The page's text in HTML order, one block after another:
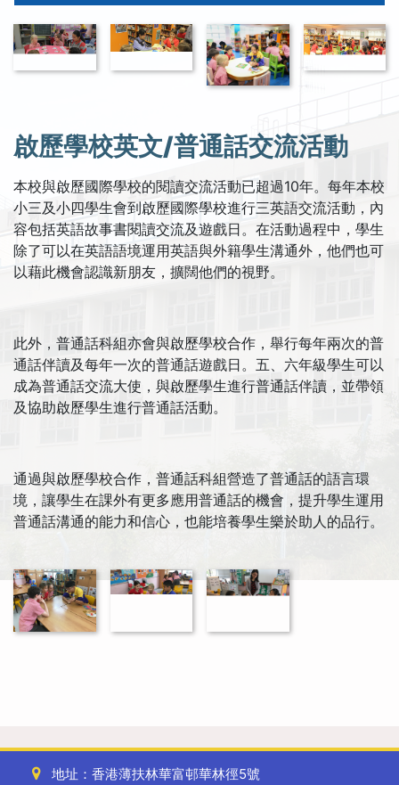
啟歷學校英文/普通話交流活動
本校與啟歷國際學校的閱讀交流活動已超過10年。每年本校
小三及小四學生會到啟歷國際學校進行三英語交流活動，內
容包括英語故事書閱讀交流及遊戲日。在活動過程中，學生
除了可以在英語語境運用英語與外籍學生溝通外，他們也可
以藉此機會認識新朋友，擴闊他們的視野。
此外，普通話科組亦會與啟歷學校合作，舉行每年兩次的普
通話伴讀及每年一次的普通話遊戲日。五、六年級學生可以
成為普通話交流大使，與啟歷學生進行普通話伴讀，並帶領
及協助啟歷學生進行普通話活動。
通過與啟歷學校合作，普通話科組營造了普通話的語言環
境，讓學生在課外有更多應用普通話的機會，提升學生運用
普通話溝通的能力和信心，也能培養學生樂於助人的品行。
地址：香港薄扶林華富邨華林徑5號